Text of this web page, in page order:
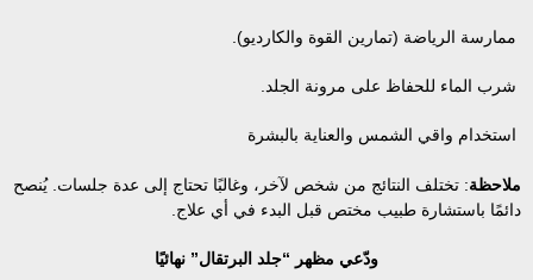
ممارسة الرياضة (تمارين القوة والكارديو).
شرب الماء للحفاظ على مرونة الجلد.
استخدام واقي الشمس والعناية بالبشرة
ملاحظة: تختلف النتائج من شخص لآخر، وغالبًا تحتاج إلى عدة جلسات. يُنصح
دائمًا باستشارة طبيب مختص قبل البدء في أي علاج.
ودّعي مظهر “جلد البرتقال” نهائيًا